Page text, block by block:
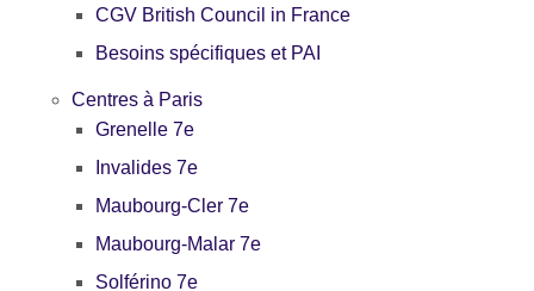
CGV British Council in France
Besoins spécifiques et PAI
Centres à Paris
Grenelle 7e
Invalides 7e
Maubourg-Cler 7e
Maubourg-Malar 7e
Solférino 7e